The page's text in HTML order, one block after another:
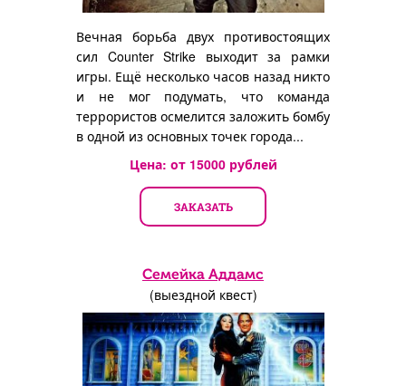
Вечная борьба двух противостоящих
сил Counter Strike выходит за рамки
игры. Ещё несколько часов назад никто
и не мог подумать, что команда
террористов осмелится заложить бомбу
в одной из основных точек города...
Цена: от 15000рублей
ЗАКАЗАТЬ
Семейка Аддамс
(выездной квест)